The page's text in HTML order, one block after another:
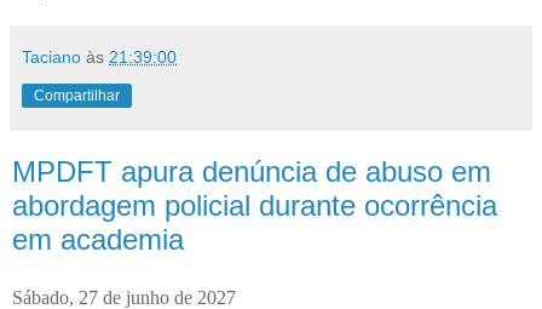
Taciano às 21:39:00
Compartilhar
MPDFT apura denúncia de abuso em
abordagem policial durante ocorrência
em academia
Sábado, 27 de junho de 2027